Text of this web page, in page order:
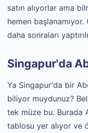
satın alıyorlar ama
hemen başlanamıyor.
daha sonraları
Singapur'da
Ya Singapur'da bir
biliyor muydunuz?
tek müze bu. Burada
tablosu yer alıyor ve